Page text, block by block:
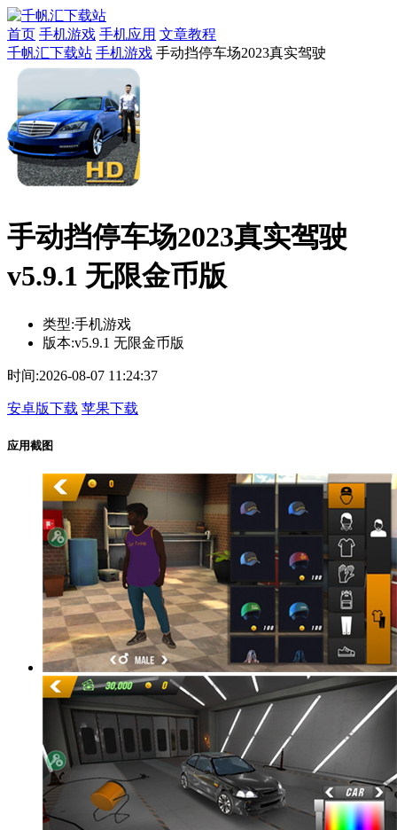
首页 手机游戏 手机应用 文章教程
千帆汇下载站 手机游戏 手动挡停车场2023真实驾驶
手动挡停车场2023真实驾驶
v5.9.1 无限金币版
类型:手机游戏
版本:v5.9.1 无限金币版
时间:2026-08-07 11:24:37
安卓版下载 苹果下载
应用截图